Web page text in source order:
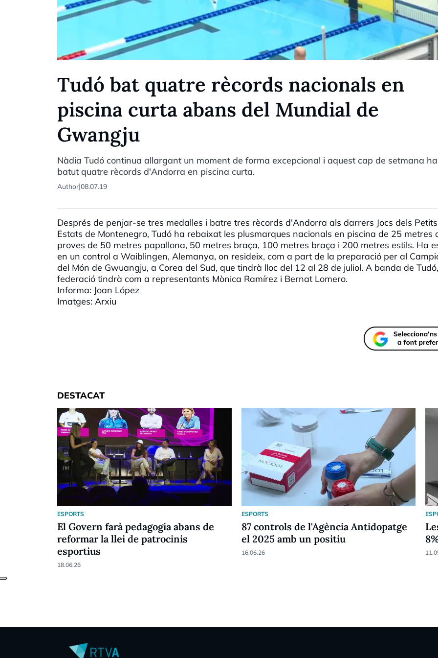
Tudó bat quatre rècords nacionals en
piscina curta abans del Mundial de
Gwangju
Nàdia Tudó continua allargant un moment de forma excepcional i aquest cap de setmana ha
batut quatre rècords d'Andorra en piscina curta.
Author|08.07.19
Després de penjar-se tres medalles i batre tres rècords d'Andorra als darrers Jocs dels Petits
Estats de Montenegro, Tudó ha rebaixat les plusmarques nacionals en piscina de 25 metres
proves de 50 metres papallona, 50 metres braça, 100 metres braça i 200 metres estils. Ha
en un control a Waiblingen, Alemanya, on resideix, com a part de la preparació per al
del Món de Gwuangju, a Corea del Sud, que tindrà lloc del 12 al 28 de juliol. A banda de
federació tindrà com a representants Mònica Ramírez i Bernat Lomero.
Informa: Joan López
Imatges: Arxiu
DESTACAT
ESPORTS
El Govern farà pedagogia abans de
reformar la llei de patrocinis
esportius
18.06.26
ESPORTS
87 controls de l'Agència Antidopatge
el 2025 amb un positiu
16.06.26